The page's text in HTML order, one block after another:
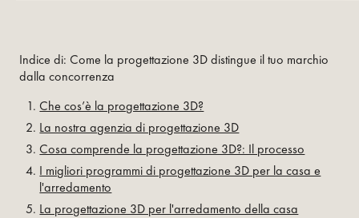
Indice di: Come la progettazione 3D distingue il tuo marchio
dalla concorrenza
Che cos’è la progettazione 3D?
La nostra agenzia di progettazione 3D
Cosa comprende la progettazione 3D?: Il processo
I migliori programmi di progettazione 3D per la casa e
l'arredamento
La progettazione 3D per l'arredamento della casa